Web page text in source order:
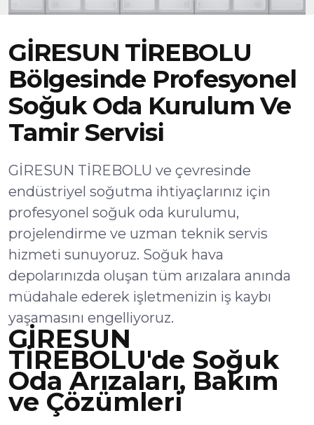
GİRESUN TİREBOLU
Bölgesinde Profesyonel
Soğuk Oda Kurulum Ve
Tamir Servisi
GİRESUN TİREBOLU ve çevresinde
endüstriyel soğutma ihtiyaçlarınız için
profesyonel soğuk oda kurulumu,
projelendirme ve uzman teknik servis
hizmeti sunuyoruz. Soğuk hava
depolarınızda oluşan tüm arızalara anında
müdahale ederek işletmenizin iş kaybı
yaşamasını engelliyoruz.
GİRESUN
TİREBOLU'de Soğuk
Oda Arızaları, Bakım
ve Çözümleri